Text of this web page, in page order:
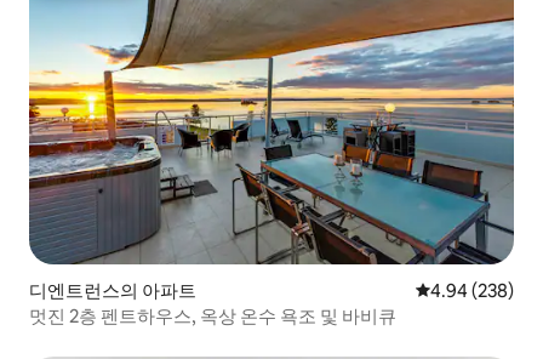
디엔트런스의 아파트 평점 4.94점(5
4.94 (238)
멋진 2층 펜트하우스, 옥상 온수 욕조 및 바비큐